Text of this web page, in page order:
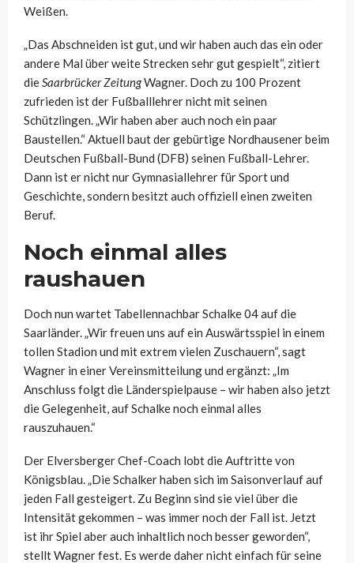
Weißen.
„Das Abschneiden ist gut, und wir haben auch das ein oder
andere Mal über weite Strecken sehr gut gespielt“, zitiert
dieSaarbrücker ZeitungWagner. Doch zu 100 Prozent
zufrieden ist der Fußballlehrer nicht mit seinen
Schützlingen. „Wir haben aber auch noch ein paar
Baustellen.“ Aktuell baut der gebürtige Nordhausener beim
Deutschen Fußball-Bund (DFB) seinen Fußball-Lehrer.
Dann ist er nicht nur Gymnasiallehrer für Sport und
Geschichte, sondern besitzt auch offiziell einen zweiten
Beruf.
Noch einmal alles
raushauen
Doch nun wartet Tabellennachbar Schalke 04 auf die
Saarländer. „Wir freuen uns auf ein Auswärtsspiel in einem
tollen Stadion und mit extrem vielen Zuschauern“, sagt
Wagner in einer Vereinsmitteilung und ergänzt: „Im
Anschluss folgt die Länderspielpause – wir haben also jetzt
die Gelegenheit, auf Schalke noch einmal alles
rauszuhauen.“
Der Elversberger Chef-Coach lobt die Auftritte von
Königsblau. „Die Schalker haben sich im Saisonverlauf auf
jeden Fall gesteigert. Zu Beginn sind sie viel über die
Intensität gekommen – was immer noch der Fall ist. Jetzt
ist ihr Spiel aber auch inhaltlich noch besser geworden“,
stellt Wagner fest. Es werde daher nicht einfach für seine